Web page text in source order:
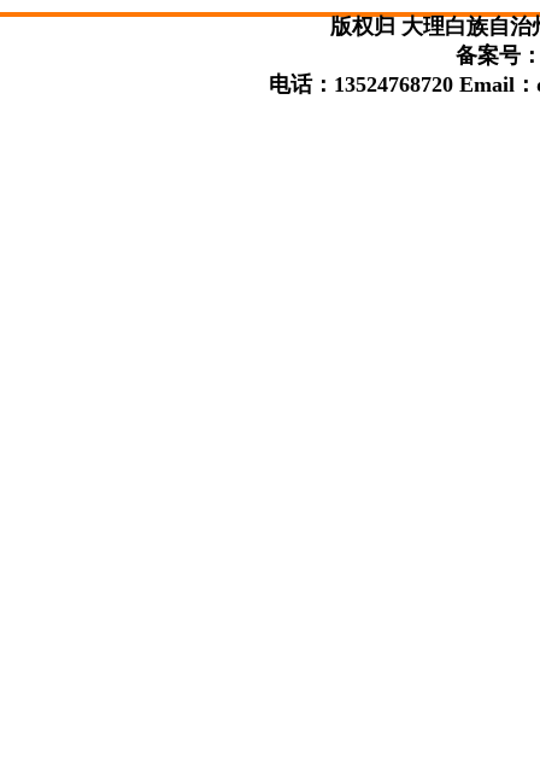
版权归 大理白族自
备案号
电话：13524768720 Email